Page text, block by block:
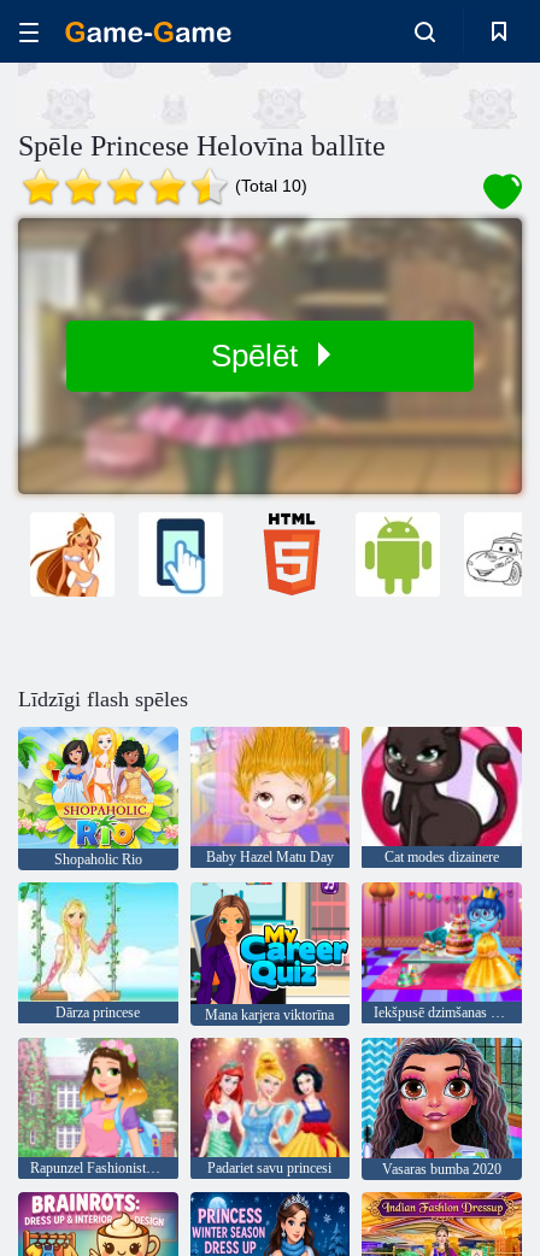
Spēle Princese Helovīna ballīte
(Total 10)
Spēlēt
Līdzīgi flash spēles
Shopaholic Rio Baby Hazel Matu Day Cat modes dizainere
Dārza princese Mana karjera viktorīna Iekšpusē dzimšanas dienas svinības
Rapunzel Fashionista par Go Padariet savu princesi Vasaras bumba 2020